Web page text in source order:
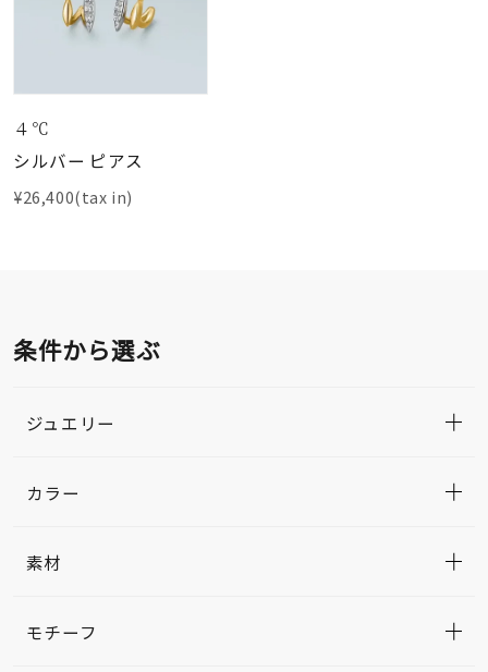
４℃
シルバー ピアス
¥26,400(tax in)
条件から選ぶ
ジュエリー
カラー
素材
モチーフ